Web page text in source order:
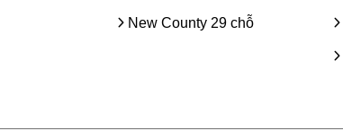
New County 29 chỗ